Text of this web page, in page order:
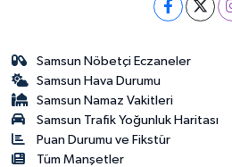
Samsun Nöbetçi Eczaneler
Samsun Hava Durumu
Samsun Namaz Vakitleri
Samsun Trafik Yoğunluk Haritası
Puan Durumu ve Fikstür
Tüm Manşetler